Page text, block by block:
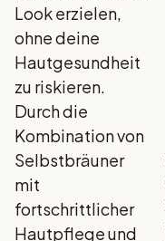
Look erzielen,
ohne deine
Hautgesundheit
zu riskieren.
Durch die
Kombination von
Selbstbräuner
mit
fortschrittlicher
Hautpflege und